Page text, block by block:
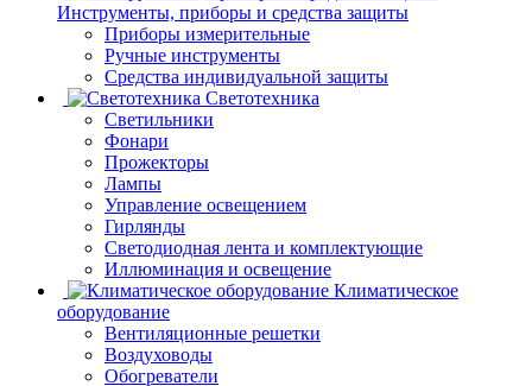
Инструменты, приборы и средства защиты
Приборы измерительные
Ручные инструменты
Средства индивидуальной защиты
Светотехника
Светильники
Фонари
Прожекторы
Лампы
Управление освещением
Гирлянды
Светодиодная лента и комплектующие
Иллюминация и освещение
Климатическое
оборудование
Вентиляционные решетки
Воздуховоды
Обогреватели